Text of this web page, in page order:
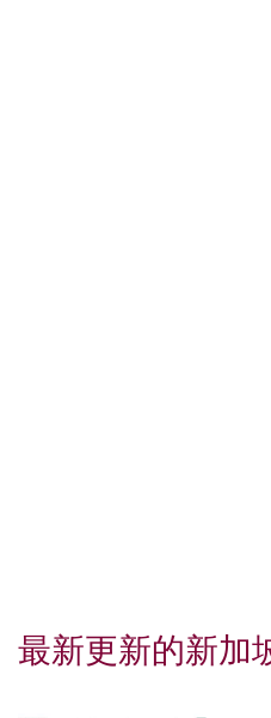
最新更新的新加